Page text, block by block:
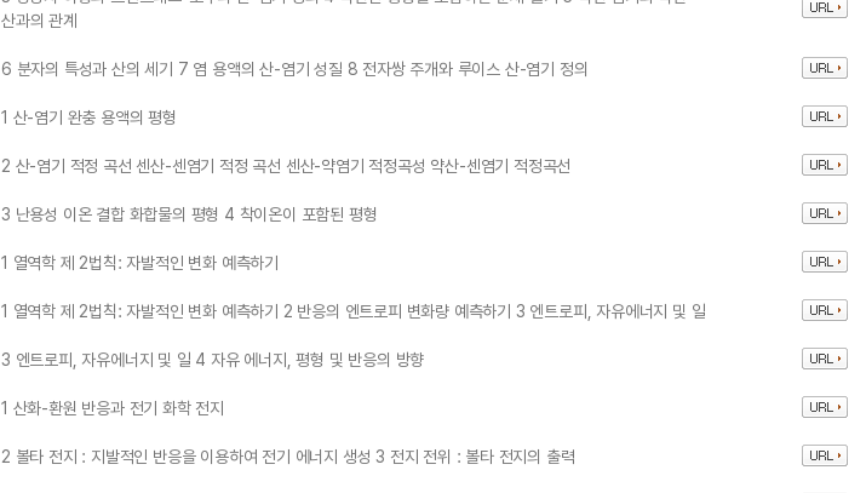
산과의 관계
6 분자의 특성과 산의 세기 7 염 용액의 산-염기 성질 8 전자쌍 주개와 루이스 산-염기 정의
1 산-염기 완충 용액의 평형
2 산-염기 적정 곡선 센산-센염기 적정 곡선 센산-약염기 적정곡성 약산-센염기 적정곡선
3 난용성 이온 결합 화합물의 평형 4 착이온이 포함된 평형
1 열역학 제 2법칙: 자발적인 변화 예측하기
1 열역학 제 2법칙: 자발적인 변화 예측하기 2 반응의 엔트로피 변화량 예측하기 3 엔트로피, 자유에너지 및 일
3 엔트로피, 자유에너지 및 일 4 자유 에너지, 평형 및 반응의 방향
1 산화-환원 반응과 전기 화학 전지
2 볼타 전지 : 지발적인 반응을 이용하여 전기 에너지 생성 3 전지 전위 : 볼타 전지의 출력